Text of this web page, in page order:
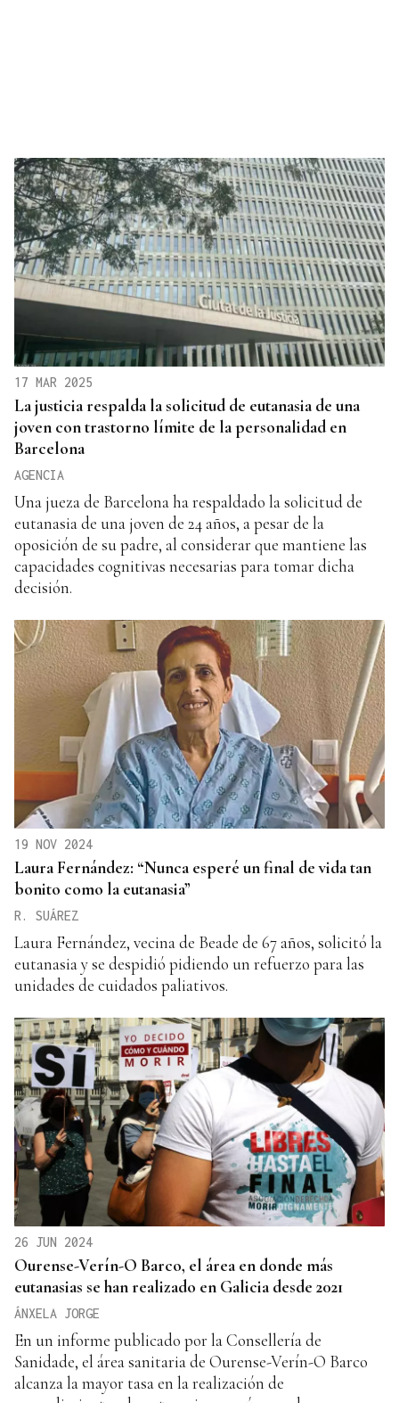
17 MAR 2025
La justicia respalda la solicitud de eutanasia de una
joven con trastorno límite de la personalidad en
Barcelona
AGENCIA
Una jueza de Barcelona ha respaldado la solicitud de
eutanasia de una joven de 24 años, a pesar de la
oposición de su padre, al considerar que mantiene las
capacidades cognitivas necesarias para tomar dicha
decisión.
19 NOV 2024
Laura Fernández: “Nunca esperé un final de vida tan
bonito como la eutanasia”
R. SUÁREZ
Laura Fernández, vecina de Beade de 67 años, solicitó la
eutanasia y se despidió pidiendo un refuerzo para las
unidades de cuidados paliativos.
26 JUN 2024
Ourense-Verín-O Barco, el área en donde más
eutanasias se han realizado en Galicia desde 2021
ÁNXELA JORGE
En un informe publicado por la Consellería de
Sanidade, el área sanitaria de Ourense-Verín-O Barco
alcanza la mayor tasa en la realización de